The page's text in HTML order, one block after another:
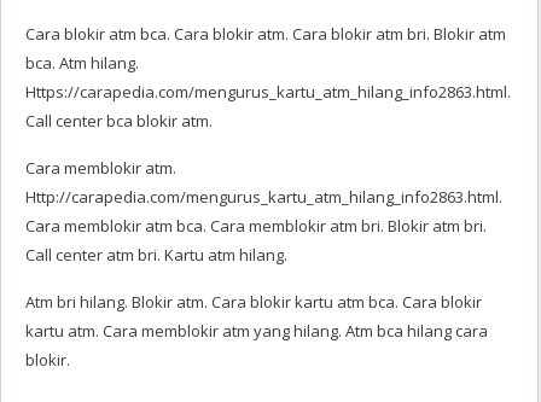
Cara blokir atm bca. Cara blokir atm. Cara blokir atm bri. Blokir atm
bca. Atm hilang.
Https://carapedia.com/mengurus_kartu_atm_hilang_info2863.html.
Call center bca blokir atm.
Cara memblokir atm.
Http://carapedia.com/mengurus_kartu_atm_hilang_info2863.html.
Cara memblokir atm bca. Cara memblokir atm bri. Blokir atm bri.
Call center atm bri. Kartu atm hilang.
Atm bri hilang. Blokir atm. Cara blokir kartu atm bca. Cara blokir
kartu atm. Cara memblokir atm yang hilang. Atm bca hilang cara
blokir.